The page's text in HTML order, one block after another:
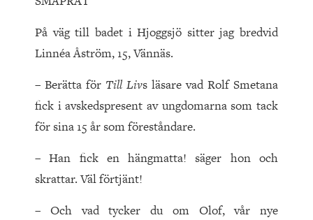
På väg till badet i Hjoggsjö sitter jag bredvid
Linnéa Åström, 15, Vännäs.
– Berätta för Till Livs läsare vad Rolf Smetana
fick i avskedspresent av ungdomarna som tack
för sina 15 år som föreståndare.
– Han fick en hängmatta! säger hon och
skrattar. Väl förtjänt!
– Och vad tycker du om Olof, vår nye